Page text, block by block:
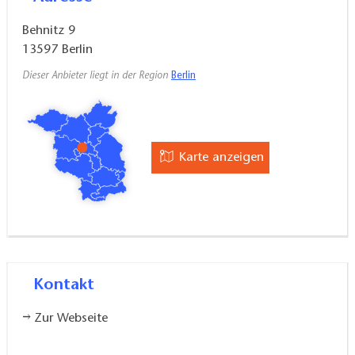
Behnitz 9
13597 Berlin
Dieser Anbieter liegt in der Region Berlin
Karte anzeigen
Kontakt
Zur Webseite